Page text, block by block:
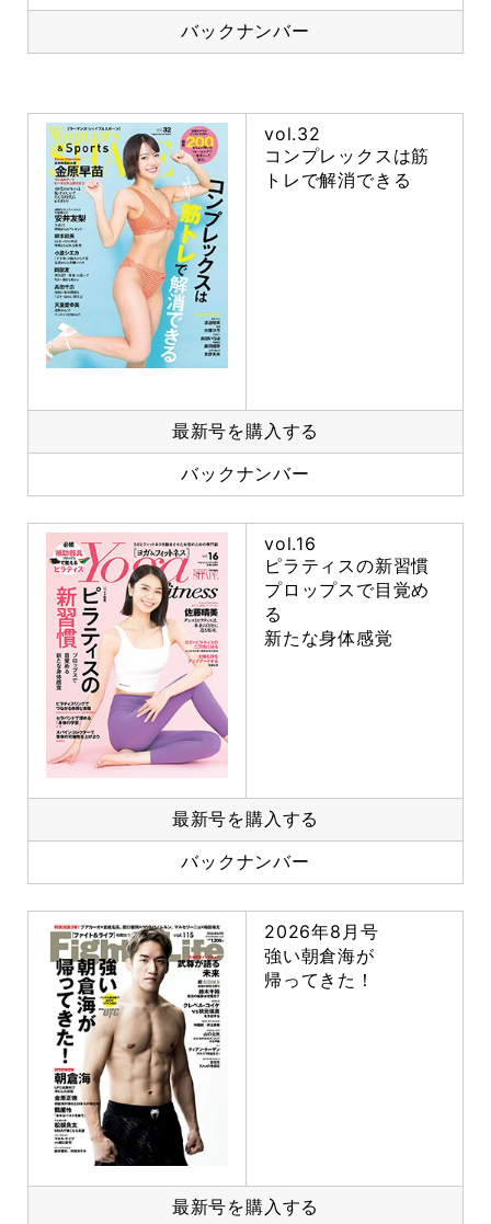
バックナンバー
vol.32
コンプレックスは筋
トレで解消できる
最新号を購入する
バックナンバー
vol.16
ピラティスの新習慣
プロップスで目覚め
る
新たな身体感覚
最新号を購入する
バックナンバー
2026年8月号
強い朝倉海が
帰ってきた！
最新号を購入する